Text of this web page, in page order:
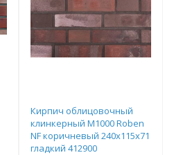
Кирпич облицовочный
клинкерный М1000 Roben
NF коричневый 240х115х71
гладкий 412900